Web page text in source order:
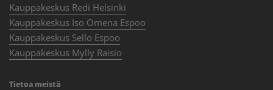
Kauppakeskus Redi Helsinki
Kauppakeskus Iso Omena Espoo
Kauppakeskus Sello Espoo
Kauppakeskus Mylly Raisio
Tietoa meistä